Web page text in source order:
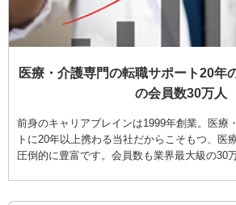
医療・介護専門の転職サポート20年
の会員数30万人
前身のキャリアブレインは1999年創業。医療
トに20年以上携わる当社だからこそもつ、医
圧倒的に豊富です。会員数も業界最大級の30